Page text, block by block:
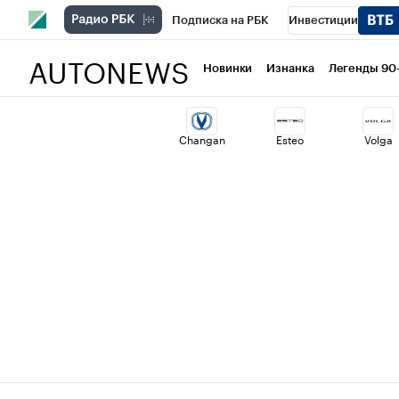
Подписка на РБК Инвестиции
Национальные проекты Город
Кредитные рейтинги Франшизы
AUTONEWS Новинки Изнанка Легенды
Changan Esteo Volga